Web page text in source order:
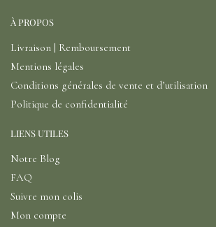
À PROPOS
Livraison | Remboursement
Mentions légales
Conditions générales de vente et d’utilisation
Politique de confidentialité
LIENS UTILES
Notre Blog
FAQ
Suivre mon colis
Mon compte